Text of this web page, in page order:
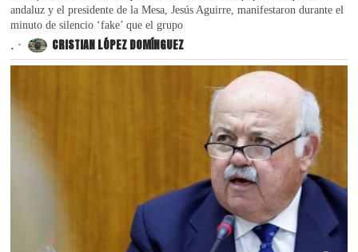
andaluz y el presidente de la Mesa, Jesús Aguirre, manifestaron durante el
minuto de silencio ‘fake’ que el grupo
. CRISTIAN LÓPEZ DOMÍNGUEZ